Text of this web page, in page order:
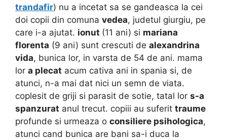
trandafir) nu a incetat sa se gandeasca la cei
doi copii din comuna vedea, judetul giurgiu, pe
care i-a ajutat. ionut (11 ani) si mariana
florenta (9 ani) sunt crescuti de alexandrina
vida, bunica lor, in varsta de 54 de ani. mama
lor a plecat acum cativa ani in spania si, de
atunci, n-a mai dat nici un semn de viata.
coplesit de griji si parasit de sotie, tatal lor s-a
spanzurat anul trecut. copiii au suferit traume
profunde si urmeaza o consiliere psihologica,
atunci cand bunica are bani sa-i duca la